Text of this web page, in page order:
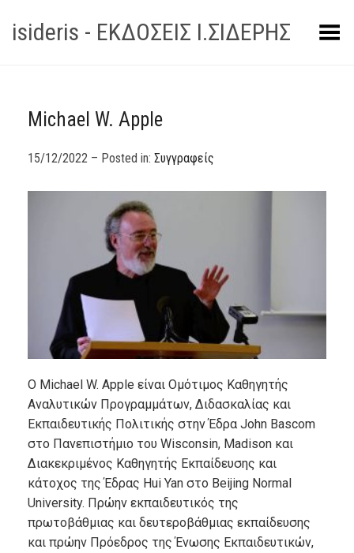
isideris - ΕΚΔΟΣΕΙΣ Ι.ΣΙΔΕΡΗΣToggle Menu
Michael W. Apple
15/12/2022 – Posted in: Συγγραφείς
Ο Michael W. Apple είναι Ομότιμος Καθηγητής
Αναλυτικών Προγραμμάτων, Διδασκαλίας και
Εκπαιδευτικής Πολιτικής στην Έδρα John Bascom
στο Πανεπιστήμιο του Wisconsin, Madison και
Διακεκριμένος Καθηγητής Εκπαίδευσης και
κάτοχος της Έδρας Hui Yan στο Beijing Normal
University. Πρώην εκπαιδευτικός της
πρωτοβάθμιας και δευτεροβάθμιας εκπαίδευσης
και πρώην Πρόεδρος της Ένωσης Εκπαιδευτικών,